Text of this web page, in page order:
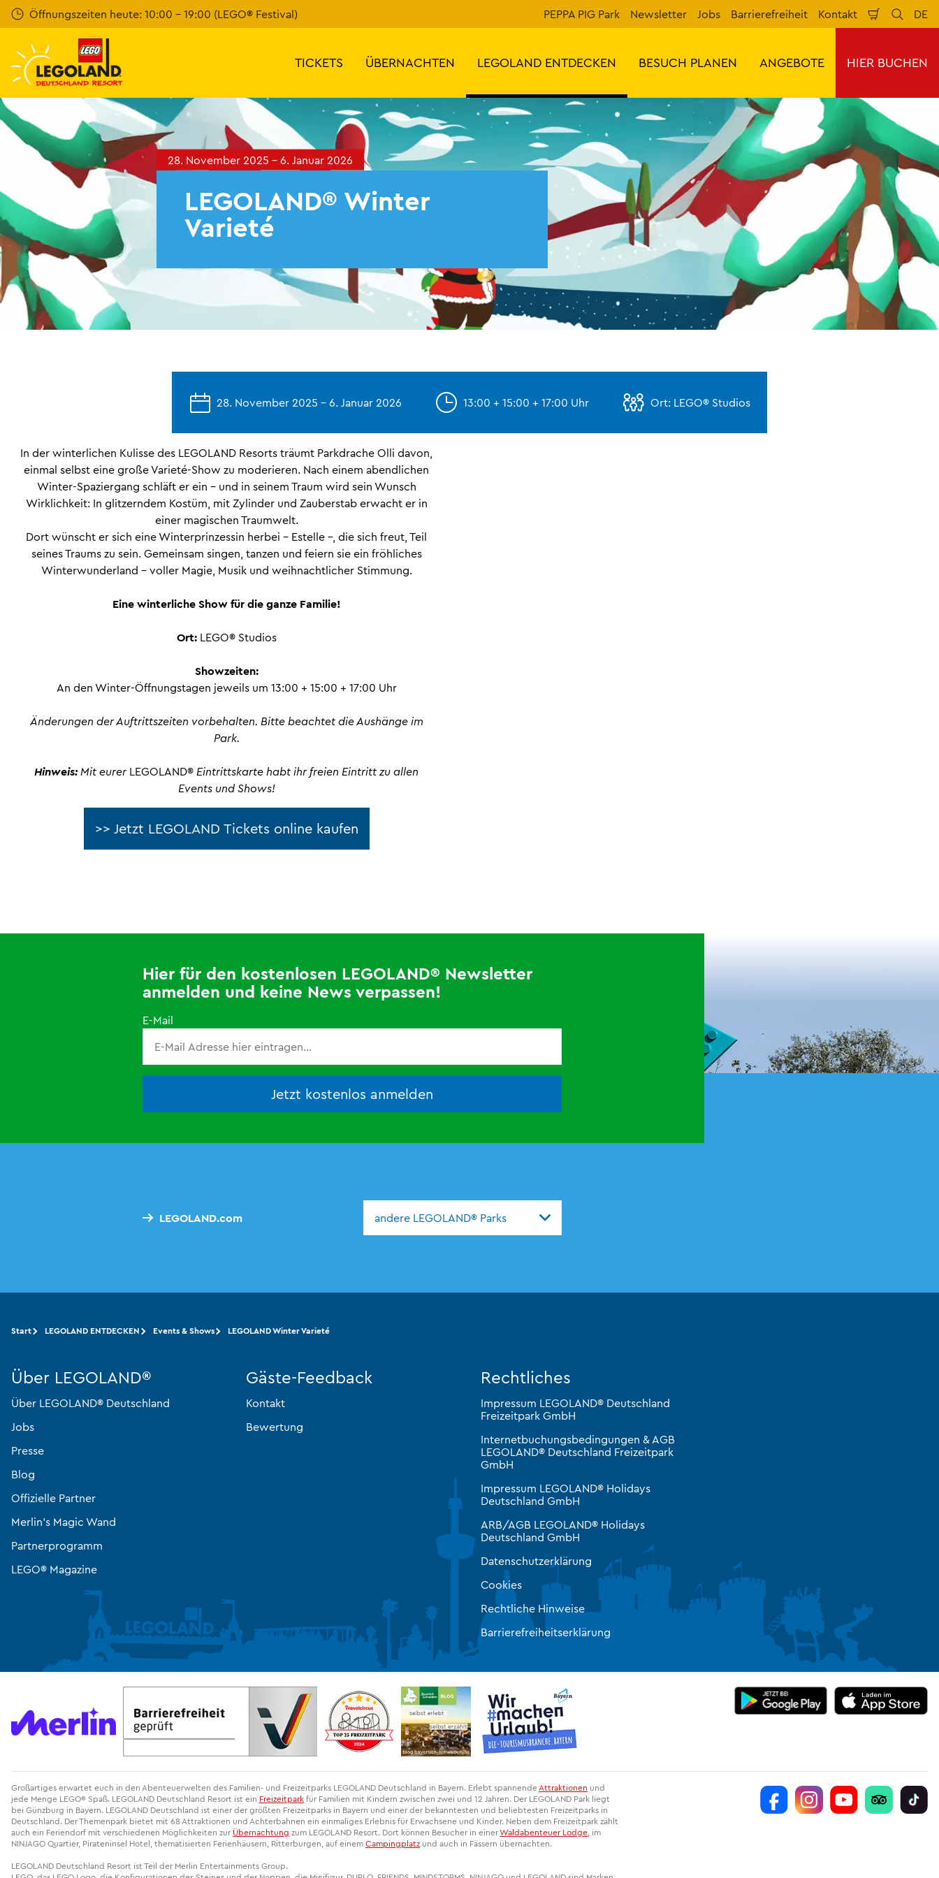
Weiter
zum
Hauptinhalt
Öffnungszeiten heute: 10:00 - 19:00 (LEGO® Festival) PEPPA PIG Park Newsletter Jobs Barrierefreiheit Kontakt Warenkorb
DE
TICKETS ÜBERNACHTEN LEGOLAND ENTDECKEN BESUCH PLANEN ANGEBOTE HIER BUCHEN
28. November 2025 - 6. Januar 2026
LEGOLAND® Winter
Varieté
28. November 2025 - 6. Januar 2026 13:00 + 15:00 + 17:00 Uhr Ort: LEGO® Studios
In der winterlichen Kulisse des LEGOLAND Resorts träumt Parkdrache Olli davon,
einmal selbst eine große Varieté-Show zu moderieren. Nach einem abendlichen
Winter-Spaziergang schläft er ein – und in seinem Traum wird sein Wunsch
Wirklichkeit: In glitzerndem Kostüm, mit Zylinder und Zauberstab erwacht er in
einer magischen Traumwelt.
Dort wünscht er sich eine Winterprinzessin herbei – Estelle –, die sich freut, Teil
seines Traums zu sein. Gemeinsam singen, tanzen und feiern sie ein fröhliches
Winterwunderland – voller Magie, Musik und weihnachtlicher Stimmung.
Eine winterliche Show für die ganze Familie!
Ort:LEGO® Studios
Showzeiten:
An den Winter-Öffnungstagen jeweils um 13:00 + 15:00 + 17:00 Uhr
Änderungen der Auftrittszeiten vorbehalten. Bitte beachtet die Aushänge im
Park.
Hinweis:Mit eurerLEGOLAND® Eintrittskarte habt ihr freien Eintritt zu allen
Events und Shows!
>> Jetzt LEGOLAND Tickets online kaufen
Hier für den kostenlosen LEGOLAND® Newsletter
anmelden und keine News verpassen!
E-Mail
Jetzt kostenlos anmelden
LEGOLAND.com andere LEGOLAND® Parks
Start LEGOLAND ENTDECKEN Events & Shows LEGOLAND Winter Varieté
Über LEGOLAND®
Über LEGOLAND® Deutschland
Jobs
Presse
Blog
Offizielle Partner
Merlin’s Magic Wand
Partnerprogramm
LEGO® Magazine
Gäste-Feedback
Kontakt
Bewertung
Rechtliches
Impressum LEGOLAND® Deutschland
Freizeitpark GmbH
Internetbuchungsbedingungen & AGB
LEGOLAND® Deutschland Freizeitpark
GmbH
Impressum LEGOLAND® Holidays
Deutschland GmbH
ARB/AGB LEGOLAND® Holidays
Deutschland GmbH
Datenschutzerklärung
Cookies
Rechtliche Hinweise
Barrierefreiheitserklärung
Großartiges erwartet euch in den Abenteuerwelten des Familien- und Freizeitparks LEGOLAND Deutschland in Bayern. Erlebt spannendeAttraktionen und
jede Menge LEGO® Spaß. LEGOLAND Deutschland Resort ist ein Freizeitpark für Familien mit Kindern zwischen zwei und 12 Jahren. Der LEGOLAND Park liegt
bei Günzburg in Bayern. LEGOLAND Deutschland ist einer der größten Freizeitparks in Bayern und einer der bekanntesten und beliebtesten Freizeitparks in
Deutschland. Der Themenpark bietet mit 68 Attraktionen und Achterbahnen ein einmaliges Erlebnis für Erwachsene und Kinder. Neben dem Freizeitpark zählt
auch ein Feriendorf mit verschiedenen Möglichkeiten zur Übernachtung zum LEGOLAND Resort. Dort können Besucher in einerWaldabenteuer Lodge, im
NINJAGO Quartier, Pirateninsel Hotel, thematisierten Ferienhäusern, Ritterburgen, auf einem Campingplatzund auch in Fässern übernachten.
LEGOLAND Deutschland Resort ist Teil der Merlin Entertainments Group.